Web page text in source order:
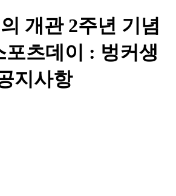
개관 2주년 기념
포츠데이 : 벙커생
지사항